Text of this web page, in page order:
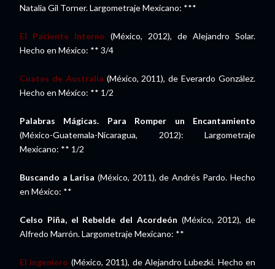
Natalia Gil Torner. Largometraje Mexicano: ***
El Paciente Interno (México, 2012), de Alejandro Solar.
Hecho en México: ** 3/4
Cuates de Australia (México, 2011), de Everardo González.
Hecho en México: ** 1/2
Palabras Mágicas. Para Romper un Encantamiento
(México-Guatemala-Nicaragua, 2012): Largometraje
Mexicano: ** 1/2
Buscando a Larisa (México, 2011), de Andrés Pardo. Hecho
en México: **
Celso Piña, el Rebelde del Acordeón (México, 2012), de
Alfredo Marrón. Largometraje Mexicano: **
El ingeniero (México, 2011), de Alejandro Lubezki. Hecho en